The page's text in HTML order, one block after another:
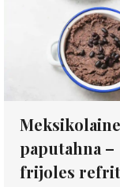
paputahna –
frijoles